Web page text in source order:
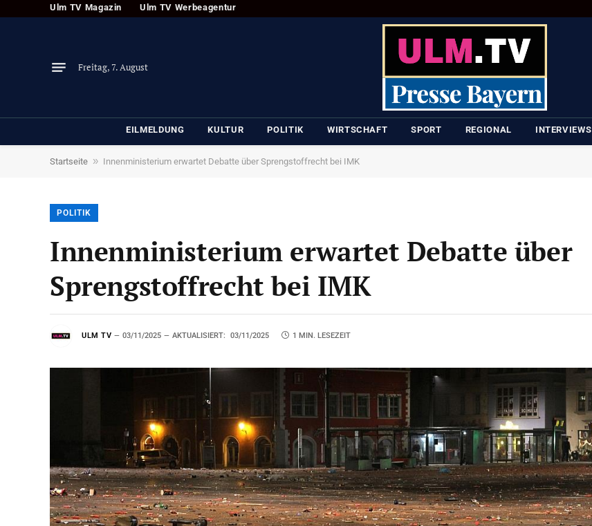
Ulm TV Magazin Ulm TV Werbeagentur
Freitag, 7. August
EILMELDUNG KULTUR POLITIK WIRTSCHAFT SPORT REGIONAL INTERVIEWS
Startseite » Innenministerium erwartet Debatte über Sprengstoffrecht bei IMK
POLITIK
Innenministerium erwartet Debatte über
Sprengstoffrecht bei IMK
ULM TV 03/11/2025 AKTUALISIERT: 03/11/2025 1 MIN. LESEZEIT